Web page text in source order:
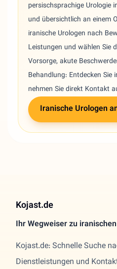
persischsprachige Urologie
und übersichtlich an einem
iranische Urologen nach
Leistungen und wählen Sie
Vorsorge, akute
Behandlung: Entdecken Sie
nehmen Sie direkt Kontakt
Iranische Urologen
Kojast.de
Ihr Wegweiser zu
Kojast.de: Schnelle Suche
Dienstleistungen und